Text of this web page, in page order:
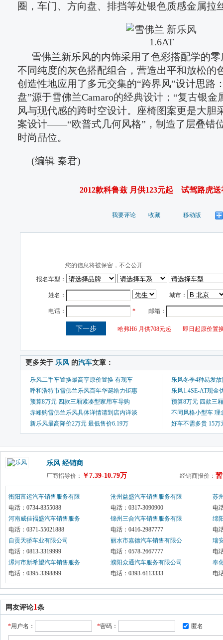
圈，车门、方向盘、排挡等处银色质感金属拉
雪佛兰新乐风的内饰采用了色彩搭配学的
不同纯度的灰色搭配组合，营造出平和放松的
创造性地应用了多元交集的“跨界风”设计思路
盘”源于雪佛兰Camaro的经典设计；“复古银金
风与现代感的跨时空设计。座椅图案更是大胆
案设计——“欧普式几何风格”，制造了层叠错
时尚品位。
(编辑 秦君)
2012款科鲁兹 月供123元起 试驾路虎送
我要评论 收藏 移动版
更多关于 乐风 的汽车文章：
乐风二手车置换最高享原价置换 有现车
乐风冬季4种易发
呼和浩特市雪佛兰乐风百年华诞给力钜惠
乐风1.4SE-AT现金
预算8万元 四款三厢紧凑型家用车导购
预算8万元 四款三
赤峰购雪佛兰乐风具体详情请到店内详谈
不同风格小型车 理
新乐风最高降价2万元 最低售价6.19万
好车不需多贵 15
乐风 经销商
厂商指导价： ￥7.39-10.79万 经销商报价：
衡阳富运汽车销售服务有限
公司
电话：0734-8355088
沧州益盛汽车销售服务有限
公司
电话：0317-3090900
苏
公
电
河南威佳褔盛汽车销售服务
有限公司
电话：0371-55021888
锦州三合汽车销售服务有限
公司
电话：0416-2987777
绵
电
自贡天骄车业有限公司
电话：0813-3319999
丽水市嘉德汽车销售有限公
司
电话：0578-2667777
瑞
限
电
漯河市新希望汽车销售服务
有限公司
电话：0395-3398899
濮阳众通汽车服务有限公司
电话：0393-6113333
奉
有
电